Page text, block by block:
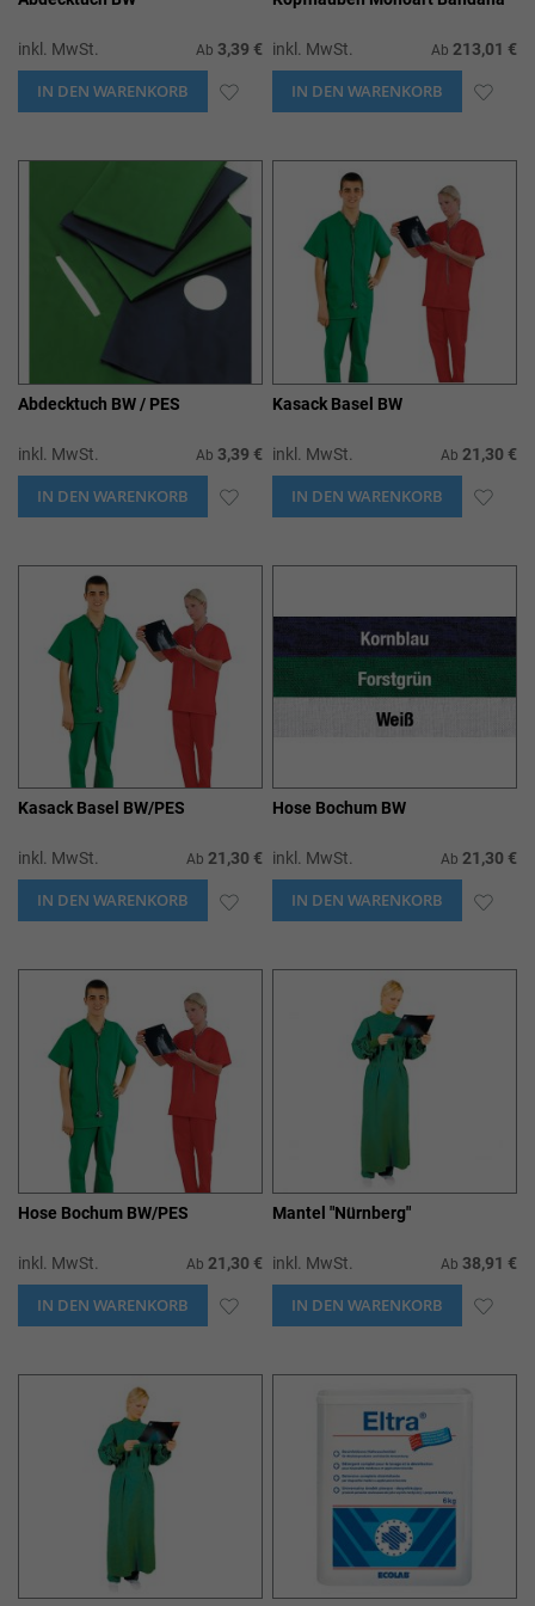
inkl. MwSt. Ab 3,39 €
IN DEN WARENKORB ZUR
HINZUFÜGEN
inkl. MwSt. Ab 213,01 €
IN DEN WARENKORB ZUR
Abdecktuch BW / PES
inkl. MwSt. Ab 3,39 €
IN DEN WARENKORB ZUR
Kasack Basel BW
inkl. MwSt. Ab 21,30 €
IN DEN WARENKORB ZUR
Kasack Basel BW/PES
inkl. MwSt. Ab 21,30 €
IN DEN WARENKORB ZUR
Hose Bochum BW
inkl. MwSt. Ab 21,30 €
IN DEN WARENKORB ZUR
Hose Bochum BW/PES
inkl. MwSt. Ab 21,30 €
IN DEN WARENKORB ZUR
Mantel "Nürnberg"
inkl. MwSt. Ab 38,91 €
IN DEN WARENKORB ZUR